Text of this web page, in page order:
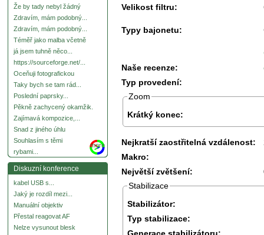
Že by tady nebyl žádný
Zdravím, mám podobný...
Zdravím, mám podobný...
Téměř jako malba včetně
já jsem tuhně něco...
https://sourceforge.net/...
Oceňuji fotografickou
Taky bych se tam rád...
Poslední paprsky...
Pěkně zachycený okamžik.
Zajímavá kompozice,...
Snad z jiného úhlu
Souhlasím s těmi
rybami...
more
Diskuzní konference
kabel USB s...
Jaký je rozdíl mezi...
Manuální objektiv
Přestal reagovat AF
Nelze vysunout blesk
Velikost filtru:
Typy bajonetu:
Naše recenze:
Typ provedení:
Zoom
Krátký konec:
Nejkratší zaostřitelná vzdálenost:
Makro:
Největší zvětšení:
Stabilizace
Stabilizátor:
Typ stabilizace: